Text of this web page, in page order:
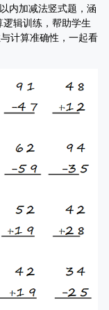
内加减法竖式题，涵
辑训练，帮助学生
计算准确性，一起看